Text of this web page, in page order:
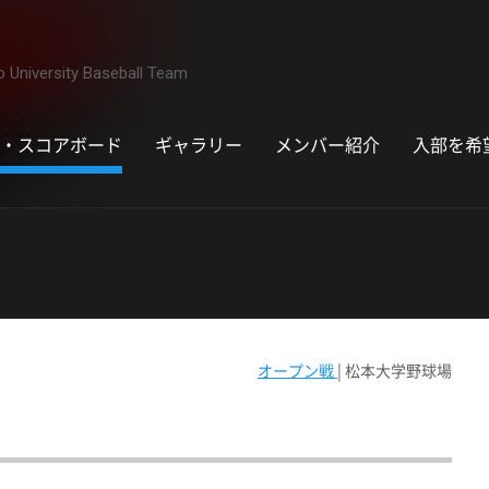
University Baseball Team
スコアボード ギャラリー メンバー紹介 入部を
オープン戦 | 松本大学野球場